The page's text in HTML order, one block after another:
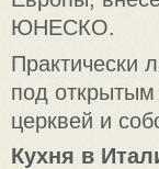
ЮНЕСКО.
Практически
под
церквей и
Кухня в